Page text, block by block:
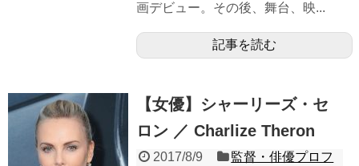
画デビュー。その後、舞台、映...
記事を読む
【女優】シャーリーズ・セ
ロン ／ Charlize Theron
2017/8/9
監督・俳優プロフ